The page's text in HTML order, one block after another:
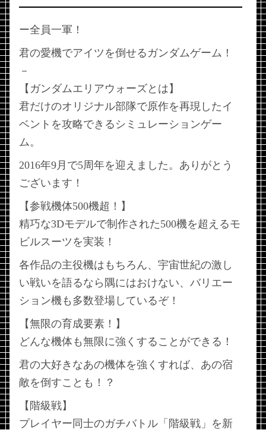
ー全員一軍！
君の愛機でアイツを倒せるガンダムゲーム！
－
【ガンダムエリアウォーズとは】
君だけのオリジナル部隊で原作を再現したイ
ベントを攻略できるシミュレーションゲー
ム。
2016年9月で5周年を迎えました。ありがとう
ございます！
【参戦機体500機超！】
精巧な3Dモデルで制作された500機を超えるモ
ビルスーツを実装！
各作品の主役機はもちろん、宇宙世紀の激し
い戦いを語るなら隅にはおけない、バリエー
ション機も多数登場しているぞ！
【無限の育成要素！】
どんな機体も無限に強くすることができる！
君の大好きなあの機体を強くすれば、あの宿
敵を倒すことも！？
【階級戦】
プレイヤー同士のガチバトル「階級戦」を新